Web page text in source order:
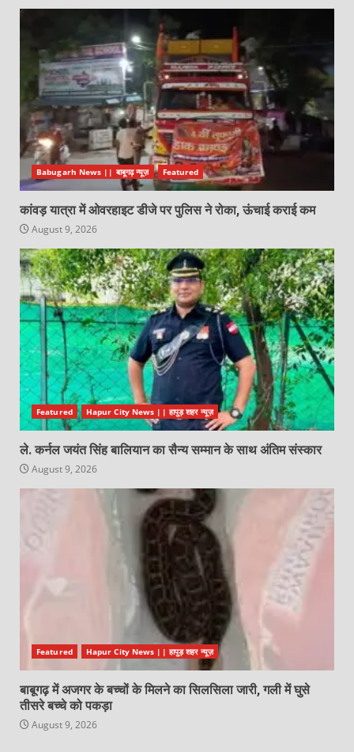
Babugarh News || बाबूगढ़ न्यूज़ Featured
कांवड़ यात्रा में ओवरहाइट डीजे पर पुलिस ने रोका, ऊंचाई कराई कम
August 9, 2026
Featured Hapur City News || हापुड़ शहर न्यूज़
ले. कर्नल जयंत सिंह बालियान का सैन्य सम्मान के साथ अंतिम संस्कार
August 9, 2026
Featured Hapur City News || हापुड़ शहर न्यूज़
बाबूगढ़ में अजगर के बच्चों के मिलने का सिलसिला जारी, गली में घुसे
तीसरे बच्चे को पकड़ा
August 9, 2026